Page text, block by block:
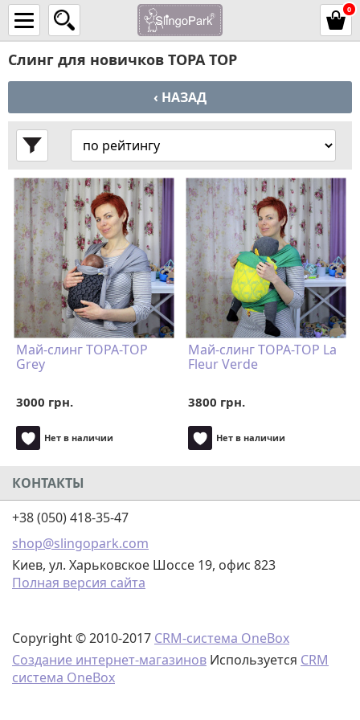
0
Слинг для новичков TOPA TOP
‹ НАЗАД
Май-слинг TOPA-TOP
Grey
3000 грн.
Нет в наличии
Май-слинг TOPA-TOP La
Fleur Verde
3800 грн.
Нет в наличии
КОНТАКТЫ
+38 (050) 418-35-47
shop@slingopark.com
Киев, ул. Харьковское Шоссе 19, офис 823
Полная версия сайта
Copyright © 2010-2017 CRM-система OneBox
Создание интернет-магазинов Используется CRM
система OneBox